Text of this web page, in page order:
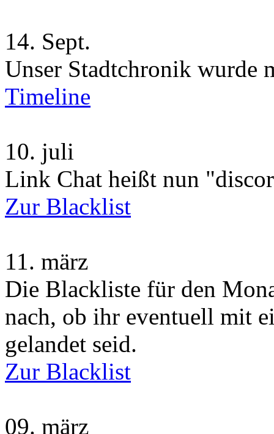
14. Sept.
Unser Stadtchronik wurde
Timeline
10. juli
Link Chat heißt nun
Zur Blacklist
11. märz
Die Blackliste für den
nach, ob ihr eventuell mit
gelandet seid.
Zur Blacklist
09. märz